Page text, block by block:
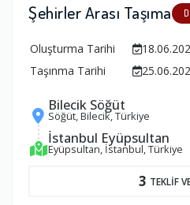
Şehirler Arası Taşıma
Oluşturma Tarihi
Taşınma Tarihi
Bilecik Söğüt
Söğüt, Bilecik, Türkiye
İstanbul Eyüpsultan
Eyüpsultan, İstanbul, Türkiye
3 TEKLİF